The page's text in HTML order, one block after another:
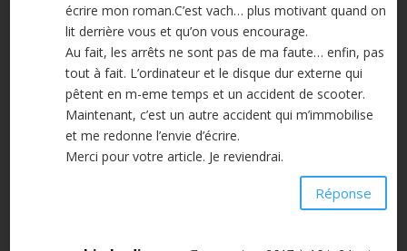
écrire mon roman.C’est vach… plus motivant quand on
lit derrière vous et qu’on vous encourage.
Au fait, les arrêts ne sont pas de ma faute… enfin, pas
tout à fait. L’ordinateur et le disque dur externe qui
pêtent en m-eme temps et un accident de scooter.
Maintenant, c’est un autre accident qui m’immobilise
et me redonne l’envie d’écrire.
Merci pour votre article. Je reviendrai.
Réponse